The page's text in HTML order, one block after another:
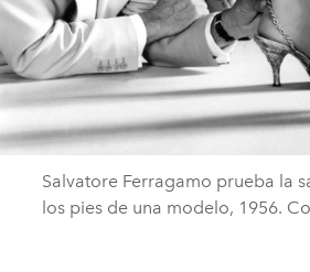
Salvatore Ferragamo prueba la
los pies de una modelo, 1956.